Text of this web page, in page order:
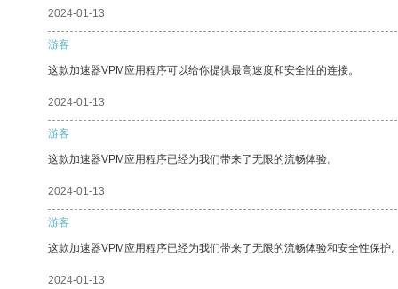
2024-01-13
游客
这款加速器VPM应用程序可以给你提供最高速度和安全性的连接。
2024-01-13
游客
这款加速器VPM应用程序已经为我们带来了无限的流畅体验。
2024-01-13
游客
这款加速器VPM应用程序已经为我们带来了无限的流畅体验和安全性保护
2024-01-13